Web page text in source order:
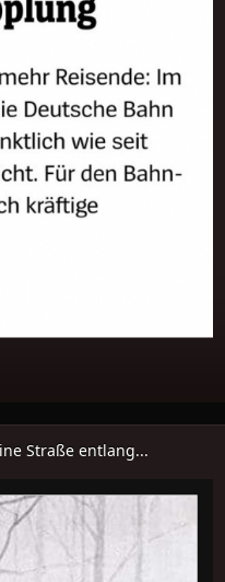
Straße entlang...